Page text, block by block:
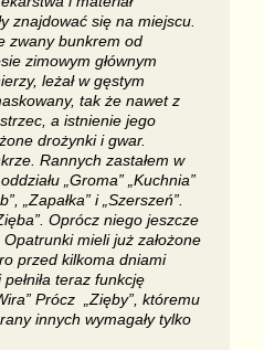
znajdować się na miejscu.
zwany bunkrem od
zimowym głównym
leżał w gęstym
tak że nawet z
a istnienie jego
drożynki i gwar.
Rannych zastałem w
„Groma” „Kuchnia”
„Zapałka” i „Szerszeń”.
Oprócz niego jeszcze
Opatrunki mieli już założone
przed kilkoma dniami
teraz funkcję
Prócz „Zięby”, któremu
innych wymagały tylko